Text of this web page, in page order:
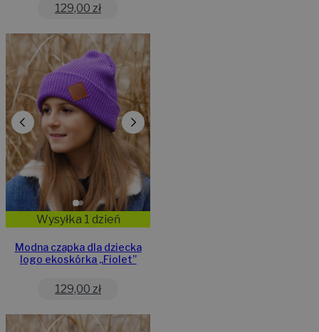
129,00 zł
Wysyłka 1 dzień
Modna czapka dla dziecka
logo ekoskórka „Fiolet”
129,00 zł